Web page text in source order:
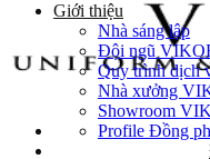
Giới thiệu
Nhà sáng lập
Đội ngũ
Quy trình dịch
Nhà xưởng
Showroom
Profile Đồng